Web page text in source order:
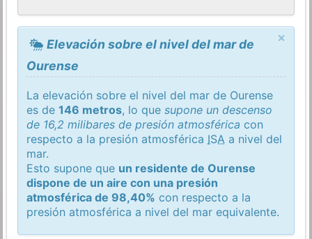
×
Elevación sobre el nivel del mar de
Ourense
La elevación sobre el nivel del mar de Ourense
es de146 metros, lo quesupone un descenso
de 16,2 milibares de presión atmosférica con
respecto a la presión atmosférica ISA a nivel del
mar.
Esto supone que un residente de Ourense
dispone de un aire con una presión
atmosférica de 98,40% con respecto a la
presión atmosférica a nivel del mar equivalente.